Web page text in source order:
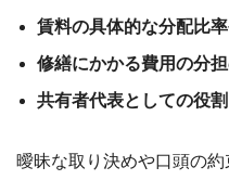
賃料の具体的な分配比
修繕にかかる費用の分
共有者代表としての役
曖昧な取り決めや口頭の